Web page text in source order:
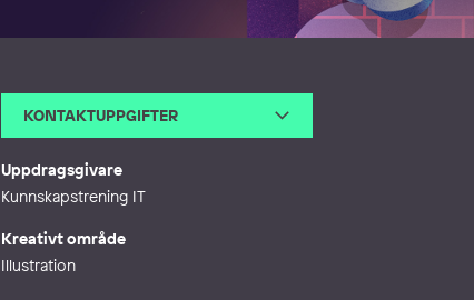
KONTAKTUPPGIFTER
Webb https://julialundgren.se/
Uppdragsgivare
Kunnskapstrening IT
Kreativt område
Illustration